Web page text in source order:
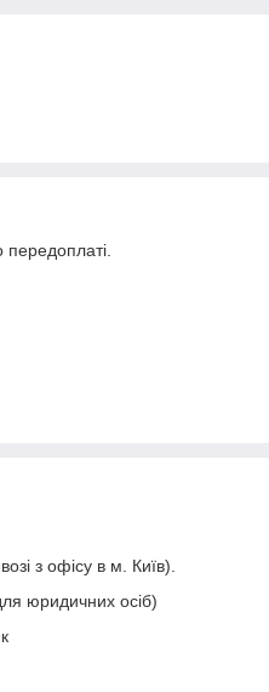
передоплаті.
з офісу в м. Київ).
юридичних осіб)